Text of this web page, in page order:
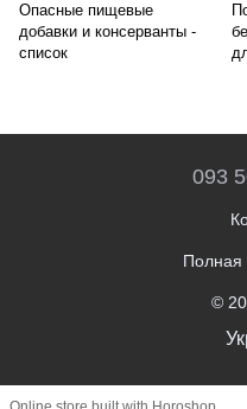
Опасные пищевые
добавки и консерванты -
список
093
Полная
©